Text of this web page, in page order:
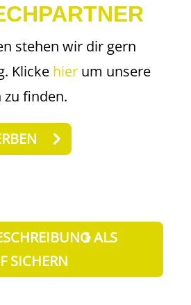
stehen wir dir gern
Klicke hier um unsere
finden.
ALS
SICHERN